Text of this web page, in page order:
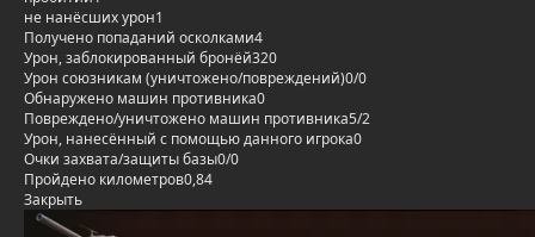
не нанёсших урон1
Получено попаданий осколками4
Урон, заблокированный бронёй320
Урон союзникам (уничтожено/повреждений)0/0
Обнаружено машин противника0
Повреждено/уничтожено машин противника5/2
Урон, нанесённый с помощью данного игрока0
Очки захвата/защиты базы0/0
Пройдено километров0,84
Закрыть